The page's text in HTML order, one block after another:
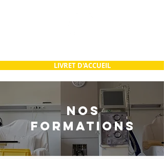
LIVRET D'ACCUEIL
NOS
FORMATIONS